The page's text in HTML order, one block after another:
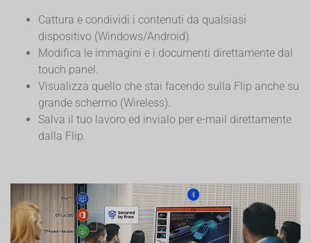
Cattura e condividi i contenuti da qualsiasi
dispositivo (Windows/Android).
Modifica le immagini e i documenti direttamente dal
touch panel.
Visualizza quello che stai facendo sulla Flip anche su
grande schermo (Wireless).
Salva il tuo lavoro ed invialo per e-mail direttamente
dalla Flip.